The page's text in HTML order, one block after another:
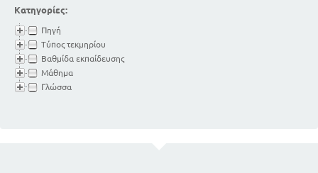
Κατηγορίες:
Πηγή
Τύπος τεκμηρίου
Βαθμίδα εκπαίδευσης
Μάθημα
Γλώσσα